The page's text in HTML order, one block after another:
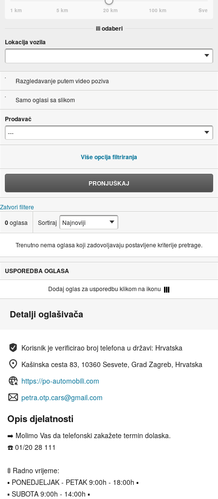
1 km 5 km 20 km 100 km Sve
ili odaberi
Lokacija vozila
Razgledavanje putem video poziva
Samo oglasi sa slikom
Prodavač
Više opcija filtriranja
PRONJUŠKAJ
Zatvori filtere
0oglasa Sortiraj
Trenutno nema oglasa koji zadovoljavaju postavljene kriterije pretrage.
USPOREDBA OGLASA
Dodaj oglas za usporedbu klikom na ikonu
Detalji oglašivača
Korisnik je verificirao broj telefona u državi: Hrvatska
Kašinska cesta 83, 10360 Sesvete, Grad Zagreb, Hrvatska
https://po-automobili.com
petra.otp.cars@gmail.com
Opis djelatnosti
➡️ Molimo Vas da telefonski zakažete termin dolaska.
☎️ 01/20 28 111
🚦 Radno vrijeme:
▪️ PONEDJELJAK - PETAK 9:00h - 18:00h ▪️
▪️ SUBOTA 9:00h - 14:00h ▪️